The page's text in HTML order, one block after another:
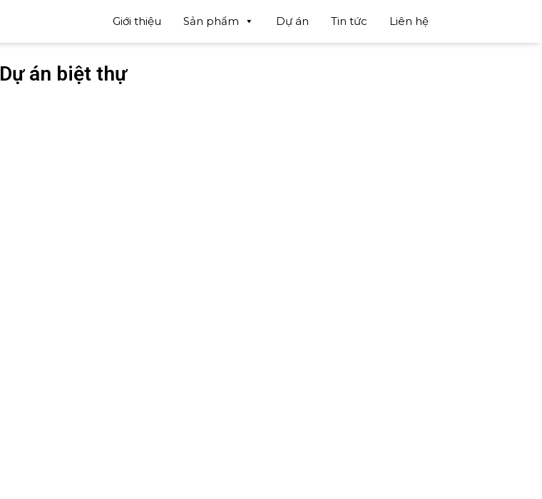
Giới thiệu Sản phẩm Dự án Tin tức Liên hệ
Dự án biệt thự